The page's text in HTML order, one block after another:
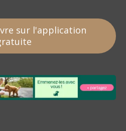
sur l'application